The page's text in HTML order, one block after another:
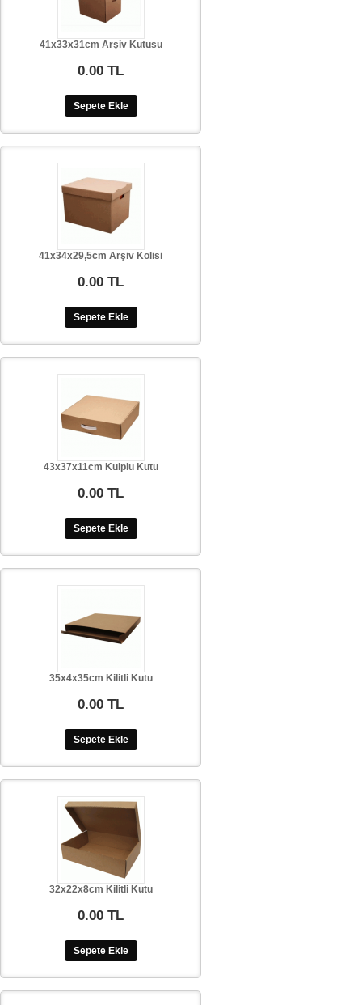
41x33x31cm Arşiv Kutusu
0.00 TL
Sepete Ekle
41x34x29,5cm Arşiv Kolisi
0.00 TL
Sepete Ekle
43x37x11cm Kulplu Kutu
0.00 TL
Sepete Ekle
35x4x35cm Kilitli Kutu
0.00 TL
Sepete Ekle
32x22x8cm Kilitli Kutu
0.00 TL
Sepete Ekle